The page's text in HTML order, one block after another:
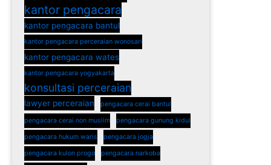
kantor pengacara
kantor pengacara bantul
kantor pengacara perceraian wonosari
kantor pengacara wates
kantor pengacara yogyakarta
konsultasi perceraian
lawyer perceraian pengacara cerai bantul
pengacara cerai non muslim pengacara gunung kidul
pengacara hukum waris pengacara jogja
pengacara kulon progo pengacara narkoba